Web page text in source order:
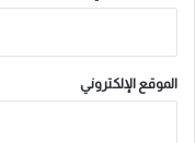
الموقع الإلكتروني